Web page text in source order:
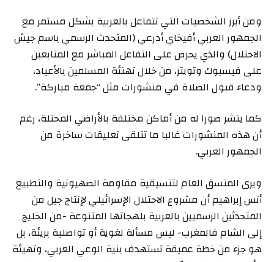
ومن أبرز الشخصيات التي تتفاعل بالعربية بشكل مستمر مع
الجمهور العربي أفيخاي أدرعي (المتحدث الرسمي باسم جيش
الاحتلال) والذي يحرص على التفاعل المباشر مع المتابعين
على فيسبوك وتويتر، من خلال تهنئة المسلمين بالأعياد،
ودعاء قبول الصلاة في منشورات مثل “جمعة مباركة”.
كما ينشر صورا له من أماكن مختلفة بالأراضي المحتلة، رغم
أن هذه المنشورات غالبا ما تتلقى تعليقات ساخرة من
الجمهور العربي.
ويرى المنسق العام لتنسيقية مقاومة الصهيونية والتطبيع
أنس إبراهيم أن مشروع الاحتلال الإسرائيلي لإنتاج جيل من
المتحدثين الرسميين بالعربية بلهجاتها المتنوعة -من الخليج
إلى الشام فالمغرب- ليس مسألة لغوية أو تواصلية بريئة، بل
هو جزء من خطة عميقة تستهدف بنية الوعي العربي، وتهيئة